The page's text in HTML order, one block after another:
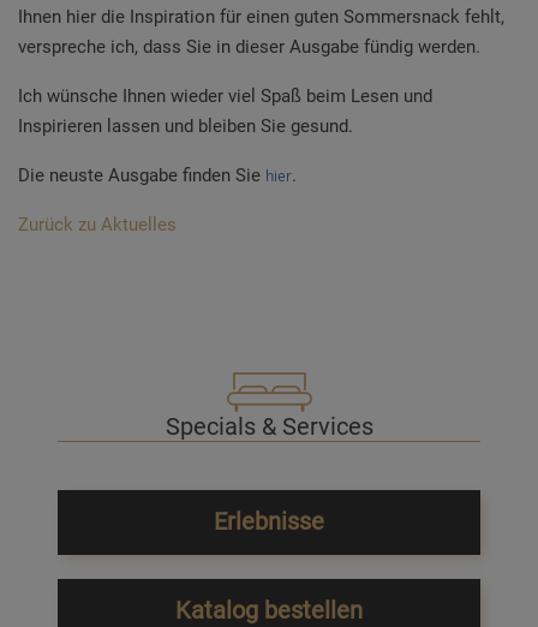
Ihnen hier die Inspiration für einen guten Sommersnack fehlt,
verspreche ich, dass Sie in dieser Ausgabe fündig werden.
Ich wünsche Ihnen wieder viel Spaß beim Lesen und
Inspirieren lassen und bleiben Sie gesund.
Die neuste Ausgabe finden Sie hier.
Zurück zu Aktuelles
Specials & Services
Erlebnisse
Katalog bestellen